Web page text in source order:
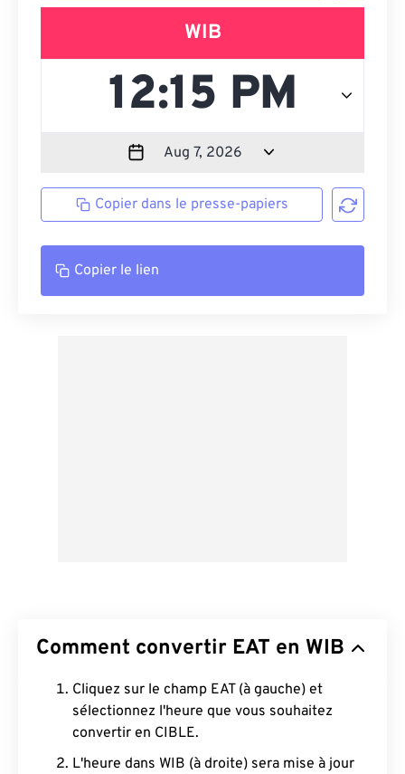
WIB
Copier dans le presse-papiers
Copier le lien
Comment convertir EAT en WIB
Cliquez sur le champ EAT (à gauche) et
sélectionnez l'heure que vous souhaitez
convertir en CIBLE.
L'heure dans WIB (à droite) sera mise à jour